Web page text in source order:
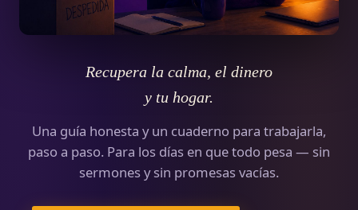
Recupera la calma, el dinero
y tu hogar.
Una guía honesta y un cuaderno para trabajarla,
paso a paso. Para los días en que todo pesa — sin
sermones y sin promesas vacías.